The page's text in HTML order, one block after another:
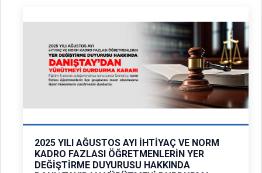
2025 YILI AĞUSTOS AYI İHTİYAÇ VE NORM
KADRO FAZLASI ÖĞRETMENLERİN YER
DEĞİŞTİRME DUYURUSU HAKKINDA